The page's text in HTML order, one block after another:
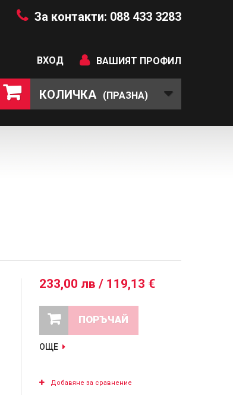
За контакти: 088 433 3283
ВАШИЯТ ПРОФИЛ
ВХОД
КОЛИЧКА (ПРАЗНА)
233,00 лв / 119,13 €
ПОРЪЧАЙ
ОЩЕ
Добавяне за сравнение